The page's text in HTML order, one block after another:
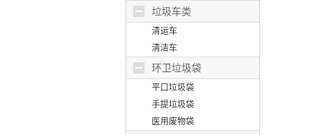
垃圾车类
清运车
清洁车
环卫垃圾袋
平口垃圾袋
手提垃圾袋
医用废物袋